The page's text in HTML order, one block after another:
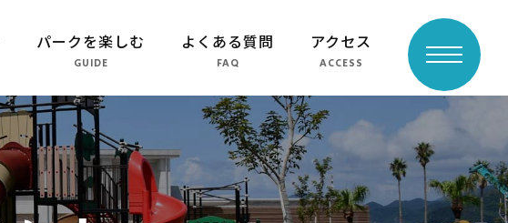
パークを楽しむ
GUIDE
よくある質問
FAQ
アクセス
ACCESS
toggle
navigation